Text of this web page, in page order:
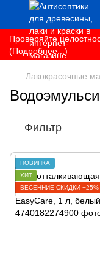
Проверяйте
(Подробнее...)
Лакокрасочные
Фильтр
НОВИНКА
ХИТ
ВЕСЕННИЕ СКИДКИ −25%